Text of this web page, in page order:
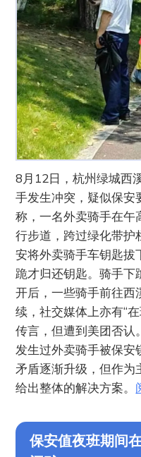
8月12日，杭州绿城西
手发生冲突，疑似保安
称，一名外卖骑手在午
行步道，跨过绿化带护
安将外卖骑手车钥匙拔
跪才归还钥匙。骑手下
开后，一些骑手前往西
续，社交媒体上亦有“
传言，但遭到美团否认
发生过外卖骑手被保安
矛盾逐渐升级，但作为
给出整体的解决方案。
保安值夜班期间